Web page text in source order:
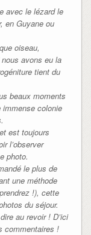
avec le lézard le
en Guyane ou
oiseau,
avons eu la
tient du
beaux moments
immense colonie
est toujours
l’observer
photo.
le plus de
une méthode
!), cette
du séjour.
au revoir ! D’ici
commentaires !